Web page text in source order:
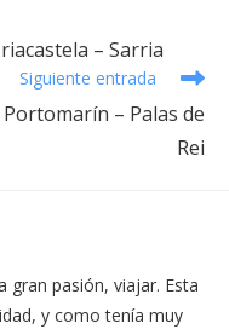
– Sarria
Siguiente entrada
– Palas de
Rei
gran pasión, viajar. Esta
y como tenía muy